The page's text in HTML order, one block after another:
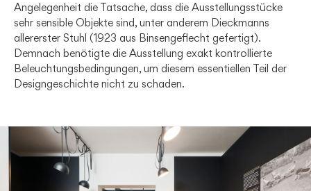
Angelegenheit die Tatsache, dass die Ausstellungsstücke
sehr sensible Objekte sind, unter anderem Dieckmanns
allererster Stuhl (1923 aus Binsengeflecht gefertigt).
Demnach benötigte die Ausstellung exakt kontrollierte
Beleuchtungsbedingungen, um diesem essentiellen Teil der
Designgeschichte nicht zu schaden.